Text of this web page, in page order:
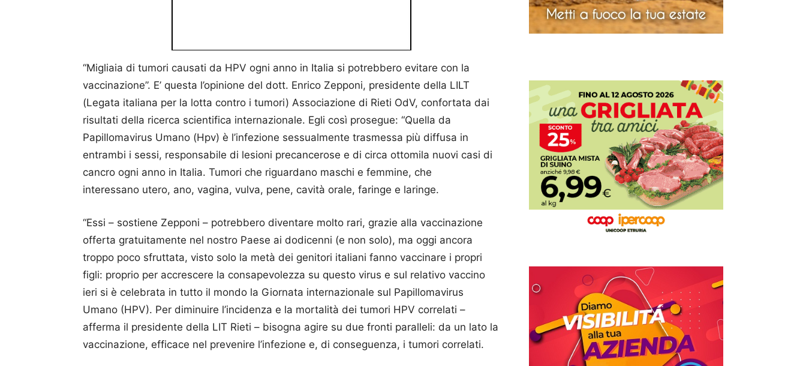
“Migliaia di tumori causati da HPV ogni anno in Italia si potrebbero evitare con la
vaccinazione”. E’ questa l’opinione del dott. Enrico Zepponi, presidente della LILT
(Legata italiana per la lotta contro i tumori) Associazione di Rieti OdV, confortata dai
risultati della ricerca scientifica internazionale. Egli così prosegue: “Quella da
Papillomavirus Umano (Hpv) è l’infezione sessualmente trasmessa più diffusa in
entrambi i sessi, responsabile di lesioni precancerose e di circa ottomila nuovi casi di
cancro ogni anno in Italia. Tumori che riguardano maschi e femmine, che
interessano utero, ano, vagina, vulva, pene, cavità orale, faringe e laringe.
“Essi – sostiene Zepponi – potrebbero diventare molto rari, grazie alla vaccinazione
offerta gratuitamente nel nostro Paese ai dodicenni (e non solo), ma oggi ancora
troppo poco sfruttata, visto solo la metà dei genitori italiani fanno vaccinare i propri
figli: proprio per accrescere la consapevolezza su questo virus e sul relativo vaccino
ieri si è celebrata in tutto il mondo la Giornata internazionale sul Papillomavirus
Umano (HPV). Per diminuire l’incidenza e la mortalità dei tumori HPV correlati –
afferma il presidente della LIT Rieti – bisogna agire su due fronti paralleli: da un lato la
vaccinazione, efficace nel prevenire l’infezione e, di conseguenza, i tumori correlati.